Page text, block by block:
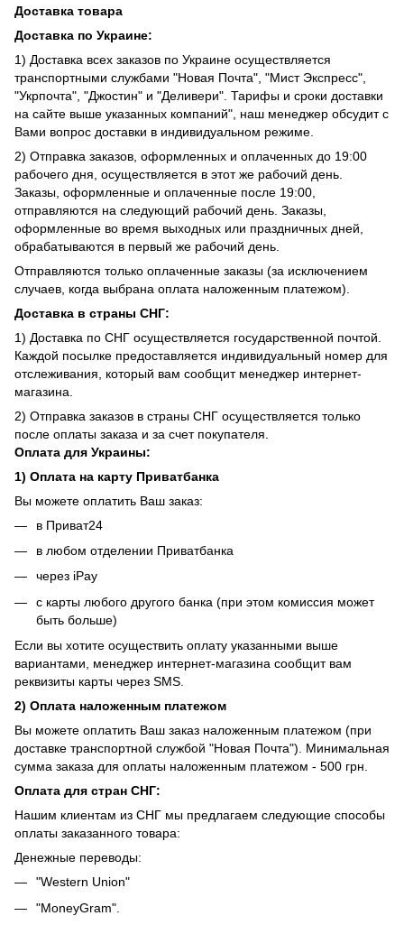
Доставка товара
Доставка по Украине:
1) Доставка всех заказов по Украине осуществляется
транспортными службами "Новая Почта", "Мист Экспресс",
"Укрпочта", "Джостин" и "Деливери". Тарифы и сроки доставки
на сайте выше указанных компаний", наш менеджер обсудит с
Вами вопрос доставки в индивидуальном режиме.
2) Отправка заказов, оформленных и оплаченных до 19:00
рабочего дня, осуществляется в этот же рабочий день.
Заказы, оформленные и оплаченные после 19:00,
отправляются на следующий рабочий день. Заказы,
оформленные во время выходных или праздничных дней,
обрабатываются в первый же рабочий день.
Отправляются только оплаченные заказы (за исключением
случаев, когда выбрана оплата наложенным платежом).
Доставка в страны СНГ:
1) Доставка по СНГ осуществляется государственной почтой.
Каждой посылке предоставляется индивидуальный номер для
отслеживания, который вам сообщит менеджер интернет-
магазина.
2) Отправка заказов в страны СНГ осуществляется только
после оплаты заказа и за счет покупателя.
Оплата для Украины:
1) Оплата на карту Приватбанка
Вы можете оплатить Ваш заказ:
в Приват24
в любом отделении Приватбанка
через iPay
с карты любого другого банка (при этом комиссия может
быть больше)
Если вы хотите осуществить оплату указанными выше
вариантами, менеджер интернет-магазина сообщит вам
реквизиты карты через SMS.
2) Оплата наложенным платежом
Вы можете оплатить Ваш заказ наложенным платежом (при
доставке транспортной службой "Новая Почта"). Минимальная
сумма заказа для оплаты наложенным платежом - 500 грн.
Оплата для стран СНГ:
Нашим клиентам из СНГ мы предлагаем следующие способы
оплаты заказанного товара:
Денежные переводы:
"Western Union"
"MoneyGram".